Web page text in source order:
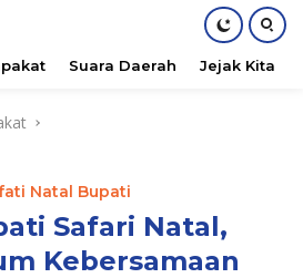
Suara Daerah Jejak Kita
Natal Bupati
Safari Natal,
Kebersamaan